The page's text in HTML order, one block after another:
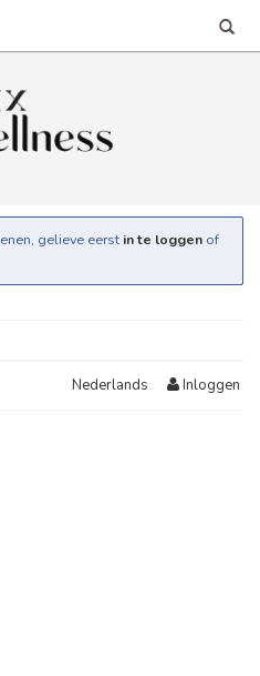
gelieve eerst in te loggen of
Nederlands Inloggen